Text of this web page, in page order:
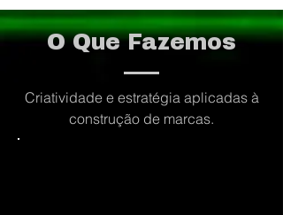
O Que Fazemos
Criatividade e estratégia aplicadas à
construção de marcas.